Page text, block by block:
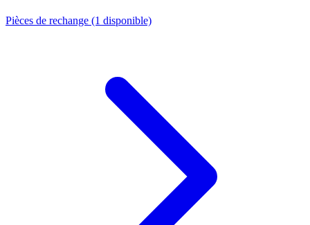
Pièces de rechange (1 disponible)